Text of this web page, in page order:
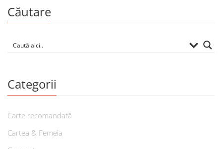
Căutare
Categorii
Carte recomandată
Cartea & Femeia